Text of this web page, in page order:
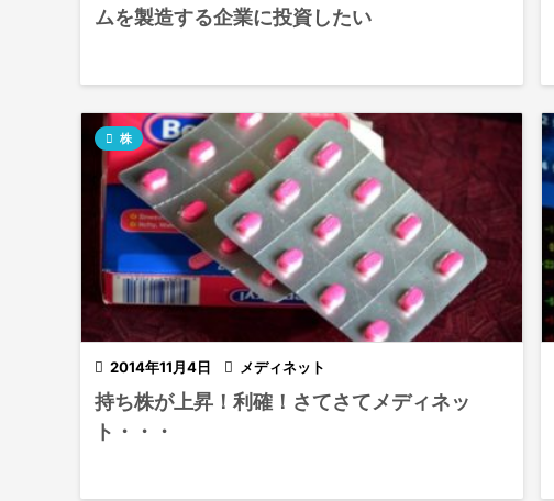
ムを製造する企業に投資したい
 2014年11月4日
 株
 メディネット
持ち株が上昇！利確！さてさてメディネッ
ト・・・